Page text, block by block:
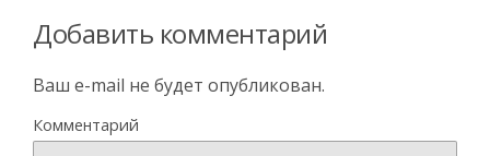
Добавить комментарий
Ваш e-mail не будет опубликован.
Комментарий